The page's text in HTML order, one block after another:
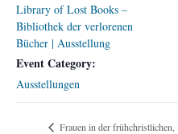
Library of Lost Books –
Bibliothek der verlorenen
Bücher | Ausstellung
Event Category:
Ausstellungen
Frauen in der frühchristlichen,